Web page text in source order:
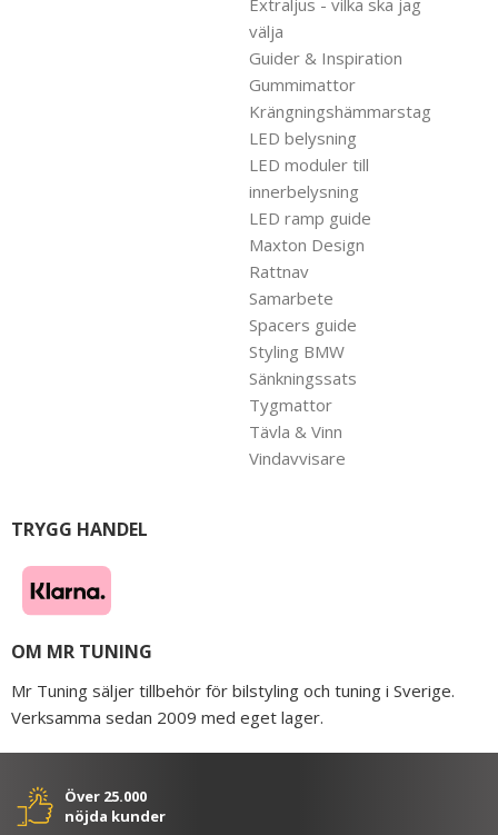
Extraljus - vilka ska jag
välja
Guider & Inspiration
Gummimattor
Krängningshämmarstag
LED belysning
LED moduler till
innerbelysning
LED ramp guide
Maxton Design
Rattnav
Samarbete
Spacers guide
Styling BMW
Sänkningssats
Tygmattor
Tävla & Vinn
Vindavvisare
TRYGG HANDEL
OM MR TUNING
Mr Tuning säljer tillbehör för bilstyling och tuning i Sverige.
Verksamma sedan 2009 med eget lager.
Över 25.000
nöjda kunder